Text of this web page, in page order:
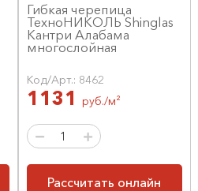
Гибкая черепица
ТехноНИКОЛЬ Shinglas
Кантри Алабама
многослойная
Код/Арт.: 8462
1131 руб./м²
Рассчитать онлайн